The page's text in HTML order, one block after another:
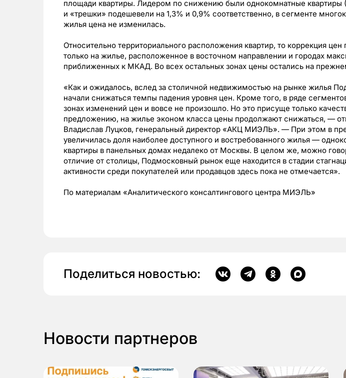
площади квартиры. Лидером по снижению были однокомнатные квартиры
и «трешки» подешевели на 1,3% и 0,9% соответственно, в сегменте
жилья цена не изменилась.
Относительно территориального расположения квартир, то коррекция
только на жилье, расположенное в восточном направлении и городах
приближенных к МКАД. Во всех остальных зонах цены остались на
«Как и ожидалось, вслед за столичной недвижимостью на рынке жилья
начали снижаться темпы падения уровня цен. Кроме того, в ряде
зонах изменений цен и вовсе не произошло. Но это присуще только
предложению, на жилье эконом класса цены продолжают снижаться, —
Владислав Луцков, генеральный директор «АКЦ МИЭЛЬ». — При этом в
увеличилась доля наиболее доступного и востребованного жилья —
квартиры в панельных домах недалеко от Москвы. В целом же, можно
отличие от столицы, Подмосковный рынок еще находится в стадии
активности среди покупателей или продавцов здесь пока не отмечается».
По материалам «Аналитического консалтингового центра МИЭЛЬ»
Поделиться новостью:
Новости партнеров